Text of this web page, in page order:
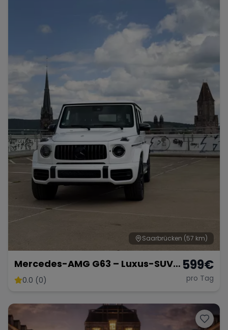
Saarbrücken (57 km)
Mercedes-AMG G63 – Luxus-SUV
in Weiß Matt
0.0 (0)
599€
pro Tag